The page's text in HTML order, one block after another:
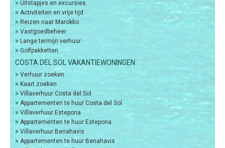
» Uitstapjes en excursies
» Activiteiten en vrije tijd
» Reizen naar Marokko
» Vastgoedbeheer
» Lange termijn verhuur
» Golfpakketten
COSTA DEL SOL VAKANTIEWONINGEN
» Verhuur zoeken
» Kaart zoeken
» Villaverhuur Costa del Sol
» Appartementen te huur Costa del Sol
» Villaverhuur Estepona
» Appartementen te huur Estepona
» Villaverhuur Benahavis
» Appartementen te huur Benahavis